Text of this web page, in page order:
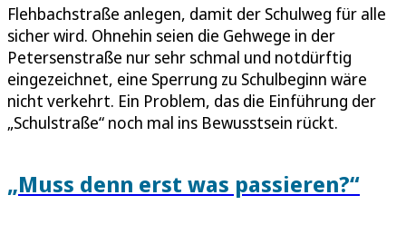
Flehbachstraße anlegen, damit der Schulweg für alle
sicher wird. Ohnehin seien die Gehwege in der
Petersenstraße nur sehr schmal und notdürftig
eingezeichnet, eine Sperrung zu Schulbeginn wäre
nicht verkehrt. Ein Problem, das die Einführung der
„Schulstraße“ noch mal ins Bewusstsein rückt.
„Muss denn erst was passieren?“